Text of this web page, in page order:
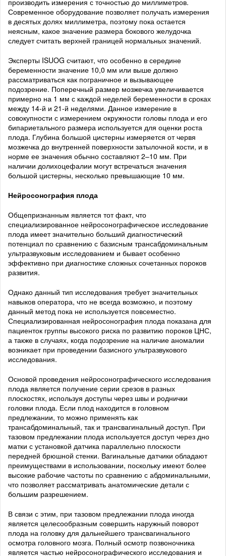
производить измерения с точностью до миллиметров.
Современное оборудование позволяет получать измерения
в десятых долях миллиметра, поэтому пока остается
неясным, какое значение размера бокового желудочка
следует считать верхней границей нормальных значений.
Эксперты ISUOG считают, что особенно в середине
беременности значение 10,0 мм или выше должно
рассматриваться как пограничное и вызывающее
подозрение. Поперечный размер мозжечка увеличивается
примерно на 1 мм с каждой неделей беременности в сроках
между 14-й и 21-й неделями. Данное измерение в
совокупности с измерением окружности головы плода и его
бипариетального размера используется для оценки роста
плода. Глубина большой цистерны измеряется от червя
мозжечка до внутренней поверхности затылочной кости, и в
норме ее значения обычно составляют 2–10 мм. При
наличии долихоцефалии могут встречаться значения
большой цистерны, несколько превышающие 10 мм.
Нейросонография плода
Общепризнанным является тот факт, что
специализированное нейросонографическое исследование
плода имеет значительно больший диагностический
потенциал по сравнению с базисным трансабдоминальным
ультразвуковым исследованием и бывает особенно
эффективно при диагностике сложных сочетанных пороков
развития.
Однако данный тип исследования требует значительных
навыков оператора, что не всегда возможно, и поэтому
данный метод пока не используется повсеместно.
Специализированная нейросонография плода показана для
пациенток группы высокого риска по развитию пороков ЦНС,
а также в случаях, когда подозрение на наличие аномалии
возникает при проведении базисного ультразвукового
исследования.
Основой проведения нейросонографического исследования
плода является получение серии срезов в разных
плоскостях, используя доступы через швы и роднички
головки плода. Если плод находится в головном
предлежании, то можно применять как
трансабдоминальный, так и трансвагинальный доступ. При
тазовом предлежании плода используется доступ через дно
матки с установкой датчика параллельно плоскости
передней брюшной стенки. Вагинальные датчики обладают
преимуществами в использовании, поскольку имеют более
высокие рабочие частоты по сравнению с абдоминальными,
что позволяет рассматривать анатомические детали с
большим разрешением.
В связи с этим, при тазовом предлежании плода иногда
является целесообразным совершить наружный поворот
плода на головку для дальнейшего трансвагинального
осмотра головного мозга. Полный осмотр позвоночника
является частью нейросонографического исследования и